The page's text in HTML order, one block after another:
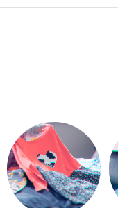
阪
の文
化